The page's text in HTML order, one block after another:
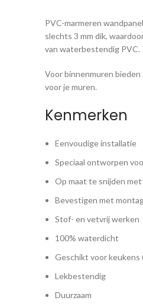
PVC-marmeren
slechts 3 mm dik,
van waterbestendig PVC.
Voor binnenmuren
voor je muren.
Kenmerken
Eenvoudige installatie
Speciaal ontworpen
Op maat te snijden
Bevestigen met
Stof- en vetvrij werken
100% waterdicht
Geschikt voor keukens
Lekbestendig
Duurzaam